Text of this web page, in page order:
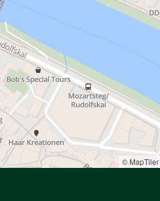
© MapTiler